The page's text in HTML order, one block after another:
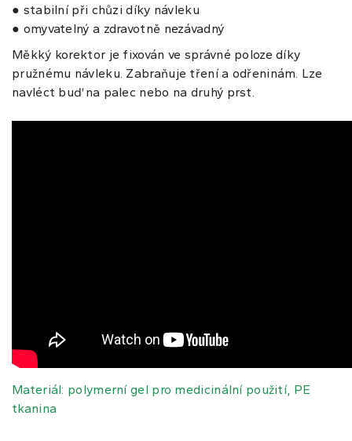
● stabilní při chůzi díky návleku
● omyvatelný a zdravotně nezávadný
Měkký korektor je fixován ve správné poloze díky
pružnému návleku. Zabraňuje tření a odřeninám. Lze
navléct buď na palec nebo na druhý prst.
Materiál: polymerní gel pro medicinální použití, PE
tkanina